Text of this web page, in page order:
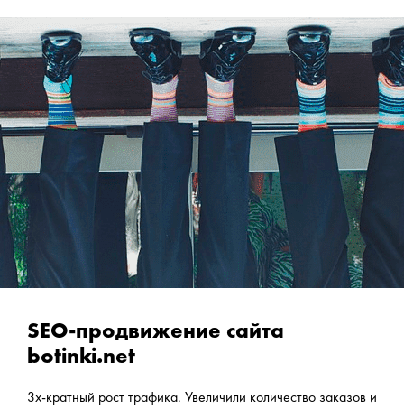
SEO-продвижение сайта
botinki.net
3х-кратный рост трафика. Увеличили количество заказов и